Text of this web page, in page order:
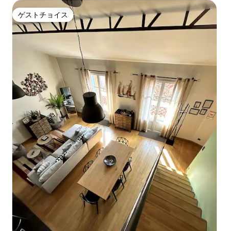
ゲストチョイス
ゲストチョイス